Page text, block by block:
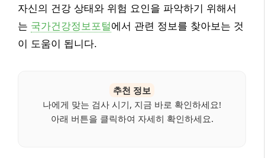
자신의 건강 상태와 위험 요인을 파악하기 위해서
는 국가건강정보포털에서 관련 정보를 찾아보는 것
이 도움이 됩니다.
추천 정보
나에게 맞는 검사 시기, 지금 바로 확인하세요!
아래 버튼을 클릭하여 자세히 확인하세요.